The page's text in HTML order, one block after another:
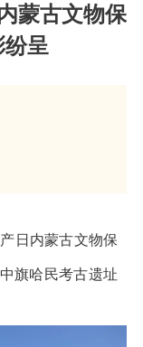
蒙古文物保
呈
日内蒙古文物保
旗哈民考古遗址